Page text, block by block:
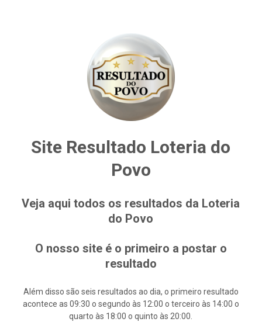
Site Resultado Loteria do
Povo
Veja aqui todos os resultados da Loteria
do Povo
O nosso site é o primeiro a postar o
resultado
Além disso são seis resultados ao dia, o primeiro resultado
acontece as 09:30 o segundo às 12:00 o terceiro às 14:00 o
quarto às 18:00 o quinto às 20:00.